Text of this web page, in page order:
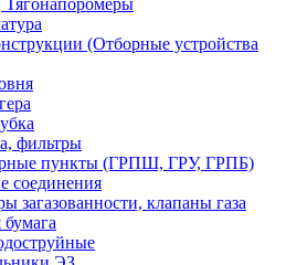
(Отборные устройства
фильтры
пункты (ГРПШ, ГРУ, ГРПБ)
соединения
загазованности, клапаны газа